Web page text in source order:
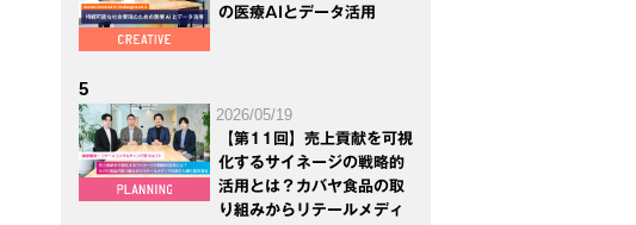
の医療AIとデータ活用
5
2026/05/19
【第11回】売上貢献を可視
化するサイネージの戦略的
活用とは？カバヤ食品の取
り組みからリテールメディ